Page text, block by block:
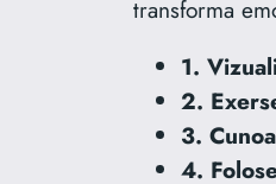
transforma
1.
2.
3.
4.